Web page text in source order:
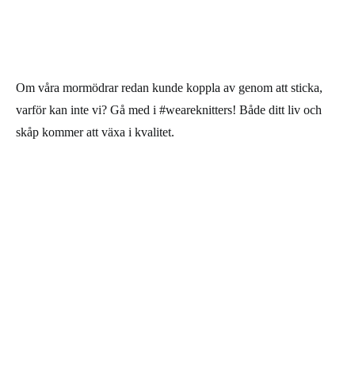
Om våra mormödrar redan kunde koppla av genom att sticka,
varför kan inte vi? Gå med i #weareknitters! Både ditt liv och
skåp kommer att växa i kvalitet.